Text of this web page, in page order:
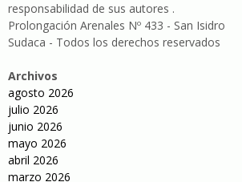
responsabilidad de sus autores .
Prolongación Arenales Nº 433 - San Isidro
Sudaca - Todos los derechos reservados
Archivos
agosto 2026
julio 2026
junio 2026
mayo 2026
abril 2026
marzo 2026